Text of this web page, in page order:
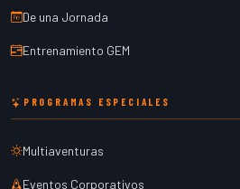
De una Jornada
Entrenamiento GEM
PROGRAMAS ESPECIALES
Multiaventuras
Eventos Corporativos